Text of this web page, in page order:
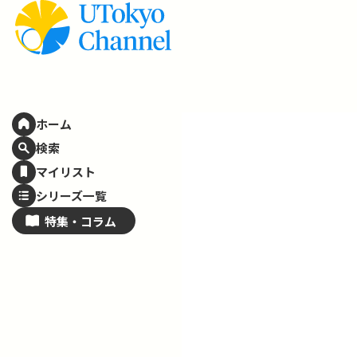
ホーム
検索
マイリスト
シリーズ一覧
特集・ コラム